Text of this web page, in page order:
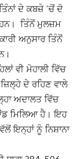
ਦੇ ਕਬਜ਼ੇ ‘ਚੋਂ ਦੋ
ਹਨ। ਤਿੰਨੋਂ ਮੁਲਜ਼ਮ
ਅਨੁਸਾਰ ਤਿੰਨੋਂ
ਵੀ ਮੋਹਾਲੀ ਵਿੱਚ
ਦੇ ਰਹਿਣ ਵਾਲੇ
ਅਦਾਲਤ ਵਿੱਚ
ਮਿਲਿਆ ਹੈ। ਇਹ
ਇਨ੍ਹਾਂ ਨੂੰ ਨਿਸ਼ਾਨਾ